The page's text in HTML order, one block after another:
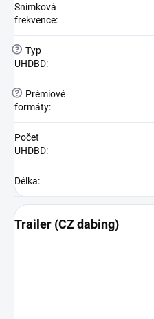
Snímková
frekvence:
? Typ
UHDBD:
?
Prémiové
formáty:
Počet
UHDBD:
Délka:
Trailer (CZ dabing)